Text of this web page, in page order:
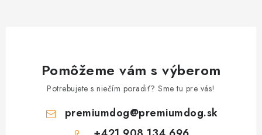
Pomôžeme vám s výberom
Potrebujete s niečím poradiť? Sme tu pre vás!
premiumdog@premiumdog.sk